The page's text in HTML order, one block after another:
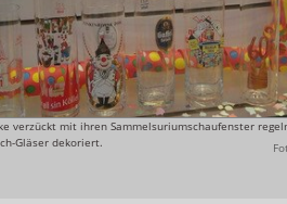
verzückt mit ihren Sammelsuriumschaufenster
Gläser dekoriert.